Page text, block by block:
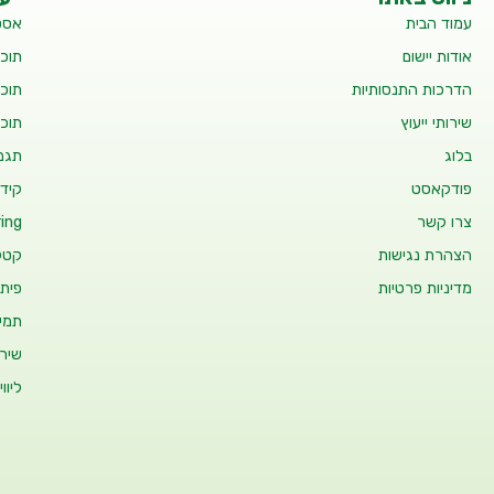
עמוד הבית
אודות יישום
הדרכות התנסותיות
שירותי ייעוץ
בלוג
פודקאסט
צרו קשר
הצהרת נגישות
מדיניות פרטיות